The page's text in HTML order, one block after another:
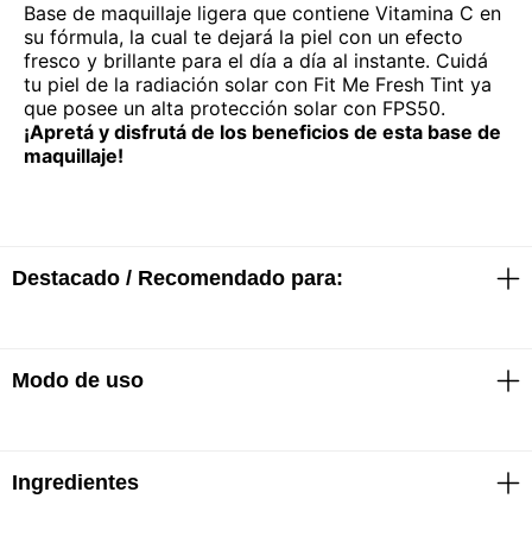
Base de maquillaje ligera que contiene Vitamina C en
su fórmula, la cual te dejará la piel con un efecto
fresco y brillante para el día a día al instante. Cuidá
tu piel de la radiación solar con Fit Me Fresh Tint ya
que posee un alta protección solar con FPS50.
¡Apretá y disfrutá de los beneficios de esta base de
maquillaje!
Destacado / Recomendado para:
· Look fresco y luminoso
· Con vitamina C
Modo de uso
yemas de los dedos o con un aplicador
Ingredientes